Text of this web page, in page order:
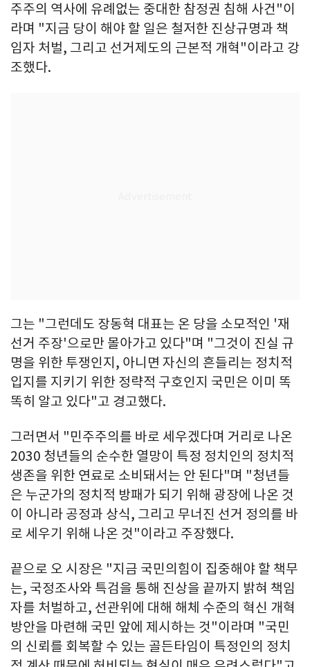
주주의 역사에 유례없는 중대한 참정권 침해 사건"이
라며 "지금 당이 해야 할 일은 철저한 진상규명과 책
임자 처벌, 그리고 선거제도의 근본적 개혁"이라고 강
조했다.
그는 "그런데도 장동혁 대표는 온 당을 소모적인 '재
선거 주장'으로만 몰아가고 있다"며 "그것이 진실 규
명을 위한 투쟁인지, 아니면 자신의 흔들리는 정치적
입지를 지키기 위한 정략적 구호인지 국민은 이미 똑
똑히 알고 있다"고 경고했다.
그러면서 "민주주의를 바로 세우겠다며 거리로 나온
2030 청년들의 순수한 열망이 특정 정치인의 정치적
생존을 위한 연료로 소비돼서는 안 된다"며 "청년들
은 누군가의 정치적 방패가 되기 위해 광장에 나온 것
이 아니라 공정과 상식, 그리고 무너진 선거 정의를 바
로 세우기 위해 나온 것"이라고 주장했다.
끝으로 오 시장은 "지금 국민의힘이 집중해야 할 책무
는, 국정조사와 특검을 통해 진상을 끝까지 밝혀 책임
자를 처벌하고, 선관위에 대해 해체 수준의 혁신 개혁
방안을 마련해 국민 앞에 제시하는 것"이라며 "국민
의 신뢰를 회복할 수 있는 골든타임이 특정인의 정치